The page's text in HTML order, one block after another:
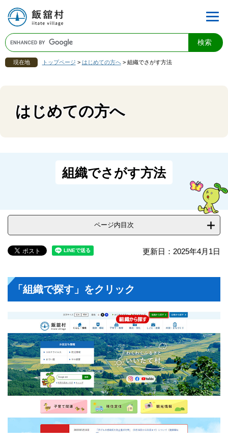
現在地 トップページ > はじめての方へ > 組織でさがす方法
はじめての方へ
組織でさがす方法
ページ内目次
更新日：2025年4月1日
「組織で探す」をクリック